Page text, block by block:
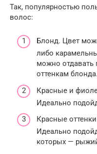
Так, популярностью
волос:
Блонд. Цвет
либо
можно отдавать
оттенкам блонда.
Красные и
Идеально
Красные
Идеально
которых —